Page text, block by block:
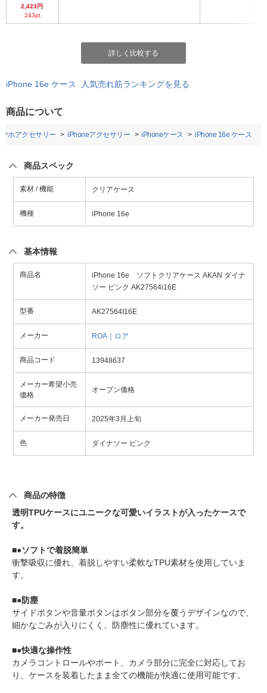
2,423円
243pt
詳しく比較する
iPhone 16e ケース 人気売れ筋ランキングを見る
商品について
ホアクセサリー iPhoneアクセサリー iPhoneケース iPhone 16e ケース
商品スペック
素材 / 機能 クリアケース
機種 iPhone 16e
基本情報
商品名
iPhone 16e ソフトクリアケース AKAN ダイナ
ソー ピンク AK27564i16E
型番 AK27564I16E
メーカー ROA｜ロア
商品コード 13948637
メーカー希望小売
価格
オープン価格
メーカー発売日 2025年3月上旬
色 ダイナソー ピンク
商品の特徴
透明TPUケースにユニークな可愛いイラストが入ったケースで
す。
■●ソフトで着脱簡単
衝撃吸収に優れ、着脱しやすい柔軟なTPU素材を使用していま
す。
■●防塵
サイドボタンや音量ボタンはボタン部分を覆うデザインなので、
細かなごみが入りにくく、防塵性に優れています。
■●快適な操作性
カメラコントロールやポート、カメラ部分に完全に対応してお
り、ケースを装着したまま全ての機能が快適に使用可能です。